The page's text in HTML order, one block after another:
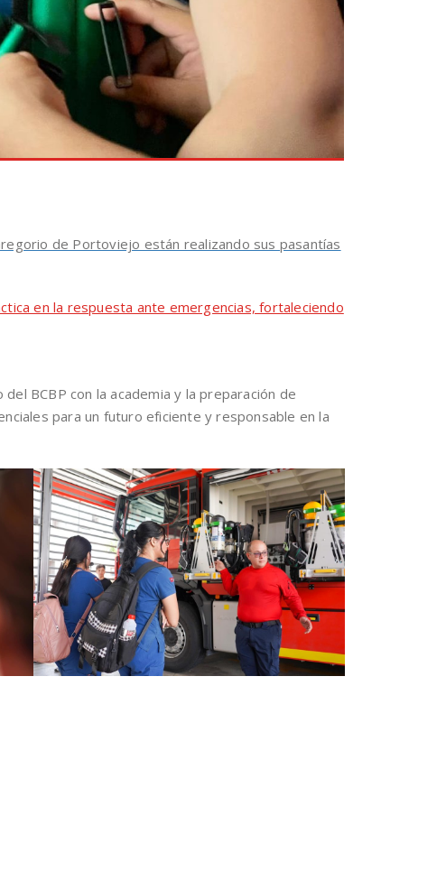
de Portoviejo están realizando sus pasantías
en la respuesta ante emergencias, fortaleciendo
BCBP con la academia y la preparación de
para un futuro eficiente y responsable en la